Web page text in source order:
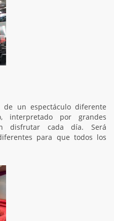
un espectáculo diferente
interpretado por grandes
disfrutar cada día. Será
para que todos los